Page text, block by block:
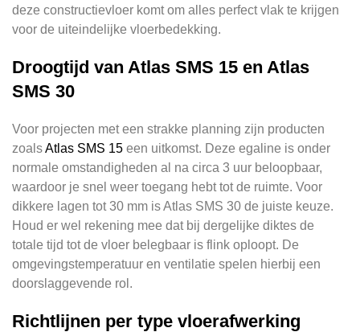
deze constructievloer komt om alles perfect vlak te krijgen
voor de uiteindelijke vloerbedekking.
Droogtijd van Atlas SMS 15 en Atlas
SMS 30
Voor projecten met een strakke planning zijn producten
zoalsAtlas SMS 15 een uitkomst. Deze egaline is onder
normale omstandigheden al na circa 3 uur beloopbaar,
waardoor je snel weer toegang hebt tot de ruimte. Voor
dikkere lagen tot 30 mm is Atlas SMS 30 de juiste keuze.
Houd er wel rekening mee dat bij dergelijke diktes de
totale tijd tot de vloer belegbaar is flink oploopt. De
omgevingstemperatuur en ventilatie spelen hierbij een
doorslaggevende rol.
Richtlijnen per type vloerafwerking